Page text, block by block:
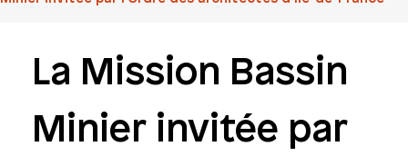
La Mission Bassin
Minier invitée par